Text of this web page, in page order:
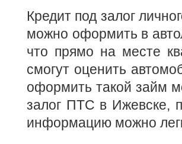
Кредит под залог
можно оформить в
что прямо на месте
смогут оценить
оформить такой займ
залог ПТС в Ижевске,
информацию можно